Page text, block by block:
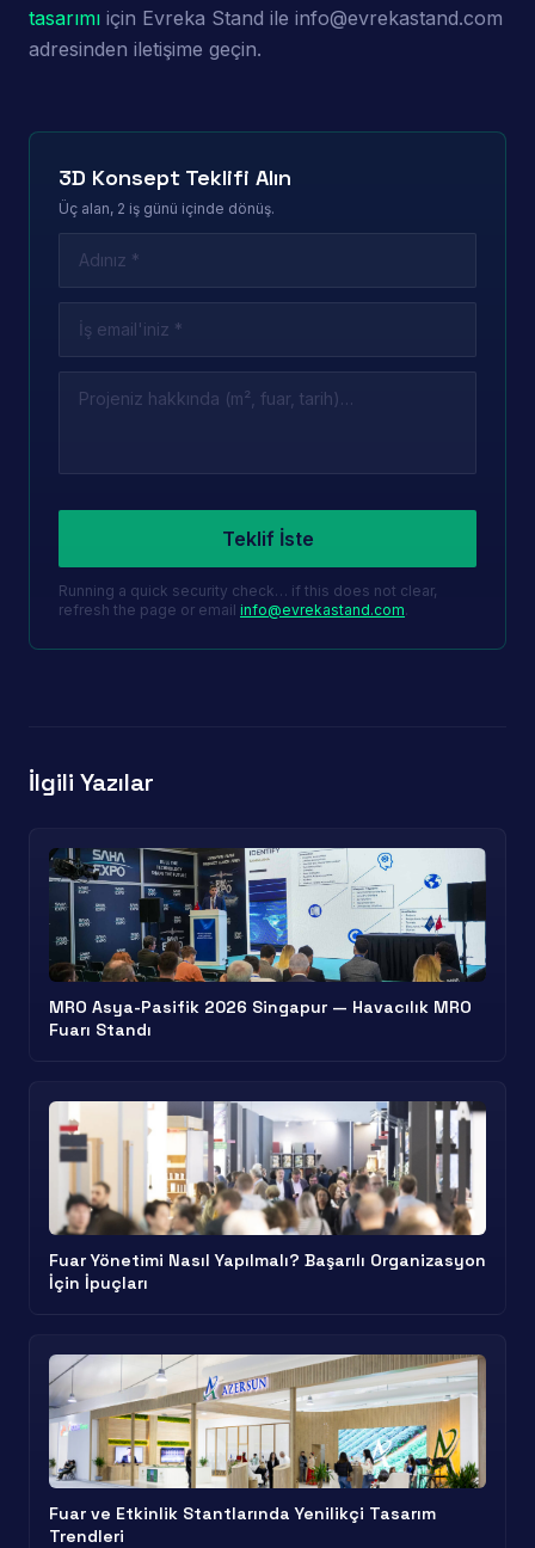
tasarımı için Evreka Stand ile info@evrekastand.com
adresinden iletişime geçin.
3D Konsept Teklifi Alın
Üç alan, 2 iş günü içinde dönüş.
Teklif İste
Running a quick security check… if this does not clear,
refresh the page or email info@evrekastand.com.
İlgili Yazılar
MRO Asya-Pasifik 2026 Singapur — Havacılık MRO
Fuarı Standı
Fuar Yönetimi Nasıl Yapılmalı? Başarılı Organizasyon
İçin İpuçları
Fuar ve Etkinlik Stantlarında Yenilikçi Tasarım
Trendleri